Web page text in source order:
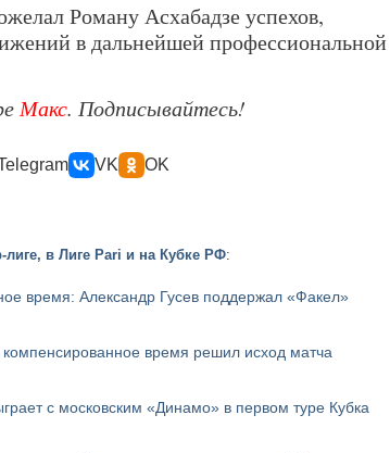
Роману Асхабадзе успехов,
в дальнейшей профессиональной
Макс. Подписывайтесь!
VK OK
в Лиге Pari и на Кубке РФ:
время: Александр Гусев поддержал «Факел»
время решил исход матча
с московским «Динамо» в первом туре Кубка